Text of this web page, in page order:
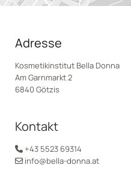
Adresse
Kosmetikinstitut Bella Donna
Am Garnmarkt 2
6840 Götzis
Kontakt
 +43 5523 69314
 info@bella-donna.at